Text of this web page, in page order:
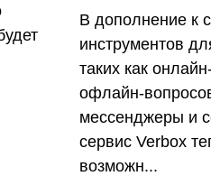
В дополнение к
инструментов
таких как
офлайн-
мессенджеры и
сервис Verbox
возможн...